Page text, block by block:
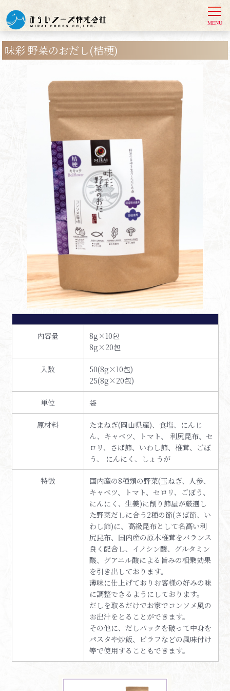
味彩 野菜のおだし(桔梗)
内容量
8g×10包
8g×20包
入数
50(8g×10包)
25(8g×20包)
単位 袋
原材料
たまねぎ(岡山県産)、食塩、にんじ
ん、キャベツ、トマト、 利尻昆布、セ
ロリ、さば節、いわし節、椎茸、ごぼ
う、 にんにく、しょうが
特徴
国内産の8種類の野菜(玉ねぎ、人参、
キャベツ、トマト、セロリ、ごぼう、
にんにく、生姜)に削り節屋が厳選し
た野菜だしに合う2種の節(さば節、い
わし節)に、高級昆布として名高い利
尻昆布、国内産の原木椎茸をバランス
良く配合し、イノシン酸、グルタミン
酸、グアニル酸による旨みの相乗効果
を引き出しております。
薄味に仕上げておりお客様の好みの味
に調整できるようにしております。
だしを取るだけでお家でコンソメ風の
お出汁をとることができます。
その他に、だしパックを破って中身を
パスタや炒飯、ピラフなどの風味付け
等で使用することもできます。